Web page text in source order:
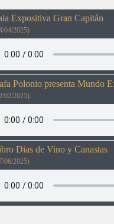
Expositiva Gran Capitán
04/2025)
Polonio presenta Mundo
02/2025)
Dias de Vino y Canastas
06/2025)